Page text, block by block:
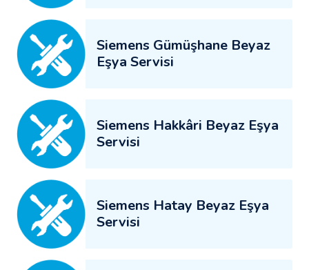
Siemens Gümüşhane Beyaz
Eşya Servisi
Siemens Hakkâri Beyaz Eşya
Servisi
Siemens Hatay Beyaz Eşya
Servisi